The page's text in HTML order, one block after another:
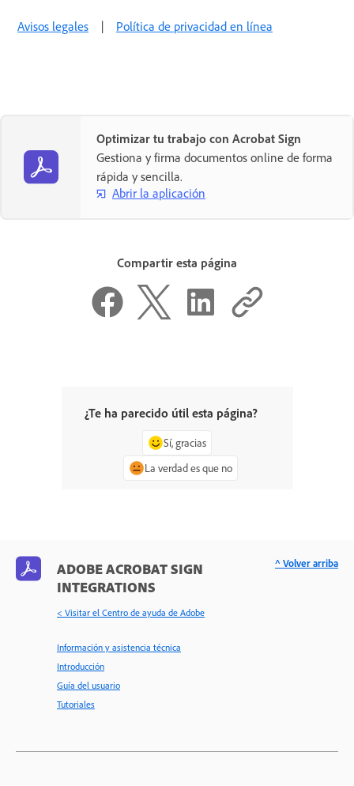
Avisos legales | Política de privacidad en línea
Optimizar tu trabajo con Acrobat Sign
Gestiona y firma documentos online de forma
rápida y sencilla.
Abrir la aplicación
Compartir esta página
¿Te ha parecido útil esta página?
Sí, gracias
La verdad es que no
ADOBE ACROBAT SIGN
INTEGRATIONS
< Visitar el Centro de ayuda de Adobe
Información y asistencia técnica
Introducción
Guía del usuario
Tutoriales
^ Volver arriba